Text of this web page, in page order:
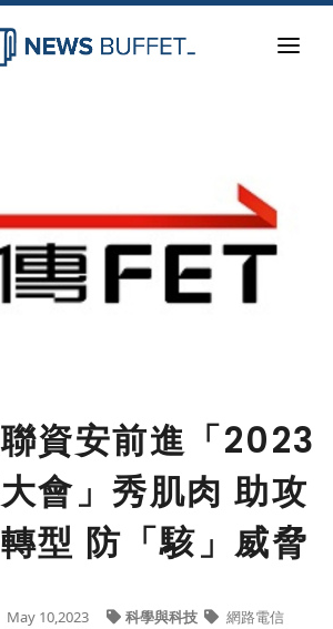
資安前進「2023
會」秀肌肉 助攻
型 防「駭」威脅
May 10,2023 科學與科技 網路電信